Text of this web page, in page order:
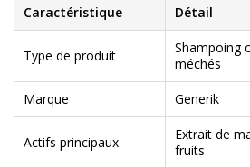
Caractéristique Détail
Type de produit
Shampoing
méchés
Marque Generik
Actifs principaux
Extrait de
fruits